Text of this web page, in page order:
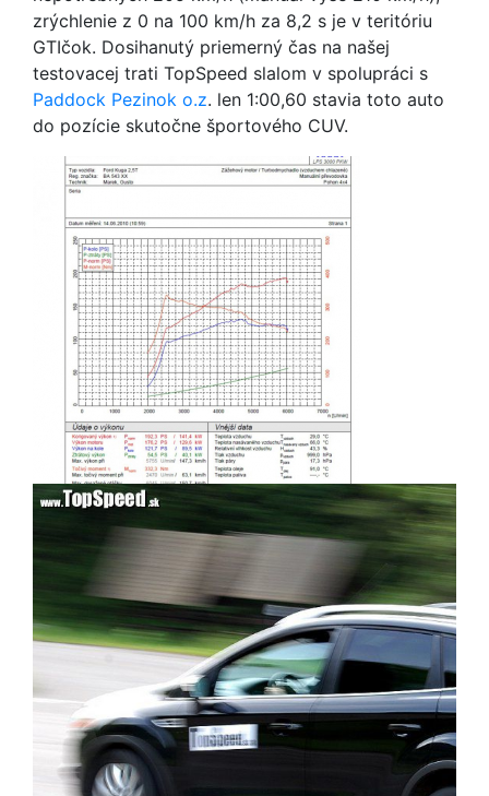
zrýchlenie z 0 na 100 km/h za 8,2 s je v teritóriu
GTIčok. Dosihanutý priemerný čas na našej
testovacej trati TopSpeed slalom v spolupráci s
Paddock Pezinok o.z. len 1:00,60 stavia toto auto
do pozície skutočne športového CUV.